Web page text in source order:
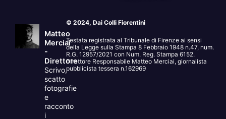
Matteo
Merciai
-
Direttore
Scrivo,
scatto
fotografie
e
racconto
i
© 2024, Dai Colli Fiorentini
Testata registrata al Tribunale di Firenze ai sensi
della Legge sulla Stampa 8 Febbraio 1948 n.47, num.
R.G. 12957/2021 con Num. Reg. Stampa 6152.
Direttore Responsabile Matteo Merciai, giornalista
pubblicista tessera n.162969